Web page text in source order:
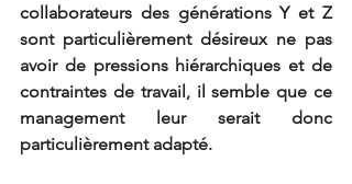
collaborateurs des générations Y et Z
sont particulièrement désireux ne pas
avoir de pressions hiérarchiques et de
contraintes de travail, il semble que ce
management leur serait donc
particulièrement adapté.